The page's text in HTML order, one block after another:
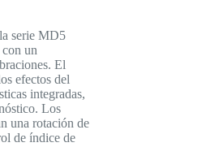
serie MD5
un
El
efectos del
integradas,
Los
una rotación de
de índice de